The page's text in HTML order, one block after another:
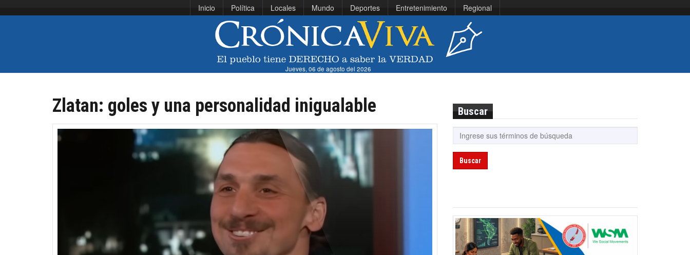
Inicio Política Locales Mundo Deportes Entretenimiento Regional
Jueves, 06 de agosto del 2026
Zlatan: goles y una personalidad inigualable Buscar
Buscar